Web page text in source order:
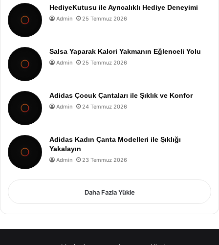
HediyeKutusu ile Ayrıcalıklı Hediye Deneyimi
Admin 25 Temmuz 2026
Salsa Yaparak Kalori Yakmanın Eğlenceli Yolu
Admin 25 Temmuz 2026
Adidas Çocuk Çantaları ile Şıklık ve Konfor
Admin 24 Temmuz 2026
Adidas Kadın Çanta Modelleri ile Şıklığı
Yakalayın
Admin 23 Temmuz 2026
Daha Fazla Yükle